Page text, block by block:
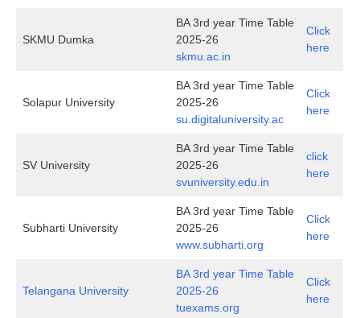
SKMU Dumka
BA 3rd year Time Table
2025-26
skmu.ac.in
Click
here
Solapur University
BA 3rd year Time Table
2025-26
su.digitaluniversity.ac
Click
here
SV University
BA 3rd year Time Table
2025-26
svuniversity.edu.in
click
here
Subharti University
BA 3rd year Time Table
2025-26
www.subharti.org
Click
here
Telangana University
BA 3rd year Time Table
2025-26
tuexams.org
Click
here